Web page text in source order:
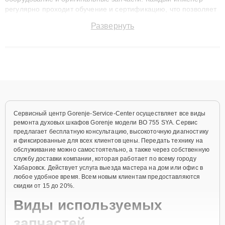
регулярно проходит обучение и сертификацию, что позволяет
технику с сохранением гарантии до 3 лет. Наши мастера
Развернуть
Сервисный центр Gorenje-Service-Center осуществляет все виды
ремонта духовых шкафов Gorenje модели BO 755 SYA. Сервис
предлагает бесплатную консультацию, высокоточную диагностику
и фиксированные для всех клиентов цены. Передать технику на
обслуживание можно самостоятельно, а также через собственную
службу доставки компании, которая работает по всему городу
Хабаровск. Действует услуга выезда мастера на дом или офис в
любое удобное время. Всем новым клиентам предоставляются
скидки от 15 до 20%.
Виды используемых